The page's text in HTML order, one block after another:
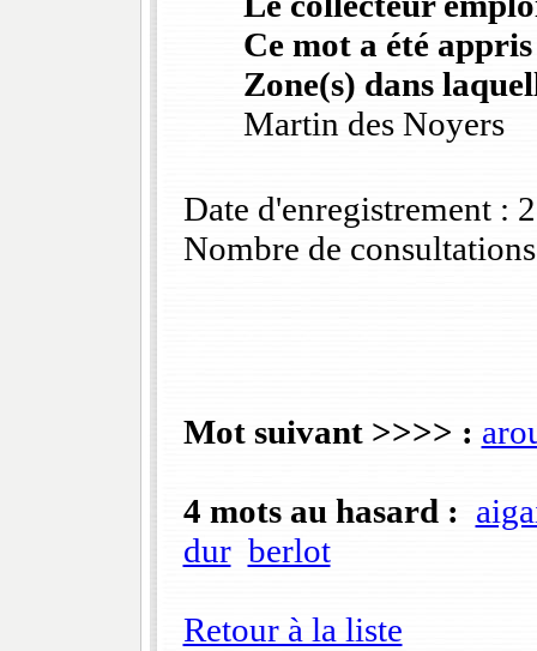
Ce mot a été
Zone(s) dans
Martin des Noyers
Date d'enregistrement :
Nombre de
Mot suivant >>>> :
4 mots au hasard :
dur berlot
Retour à la liste